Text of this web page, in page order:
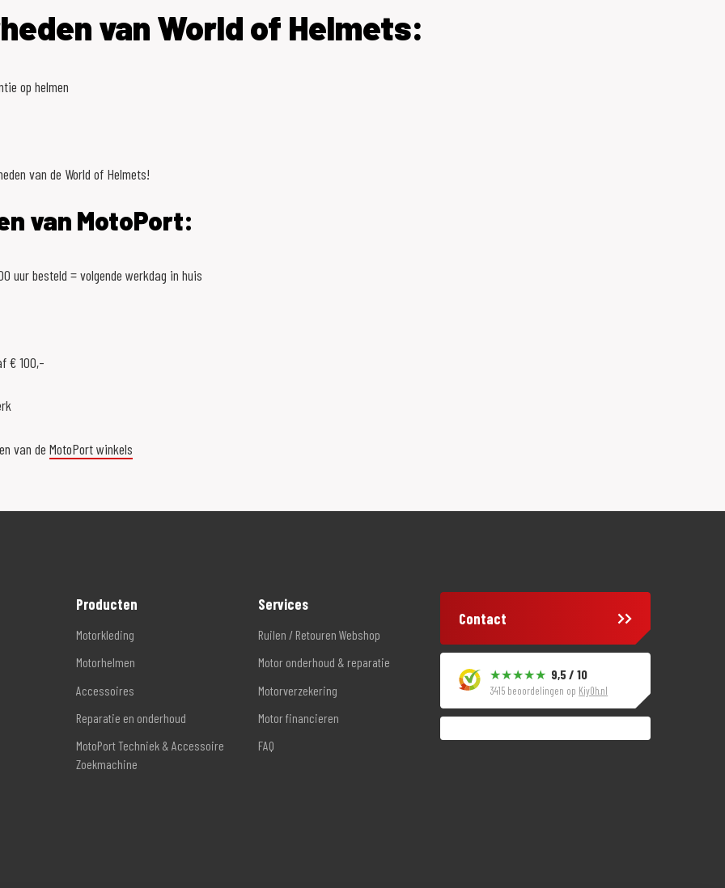
van World of Helmets:
op helmen
van de World of Helmets!
van MotoPort:
uur besteld = volgende werkdag in huis
€ 100,-
van de MotoPort winkels
Producten
Motorkleding
Motorhelmen
Accessoires
Reparatie en onderhoud
MotoPort Techniek & Accessoire
Zoekmachine
Services
Ruilen / Retouren Webshop
Motor onderhoud & reparatie
Motorverzekering
Motor financieren
FAQ
Contact
9,5 / 10
3415 beoordelingen op KiyOh.nl